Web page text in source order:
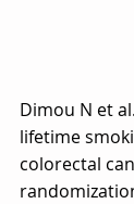
Dimou N et
lifetime
colorectal